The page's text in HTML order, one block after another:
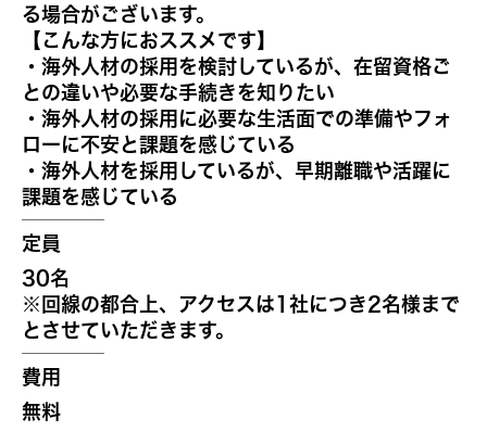
る場合がございます。
【こんな方におススメです】
・海外人材の採用を検討しているが、在留資格ご
との違いや必要な手続きを知りたい
・海外人材の採用に必要な生活面での準備やフォ
ローに不安と課題を感じている
・海外人材を採用しているが、早期離職や活躍に
課題を感じている
定員
30名
※回線の都合上、アクセスは1社につき2名様まで
とさせていただきます。
費用
無料